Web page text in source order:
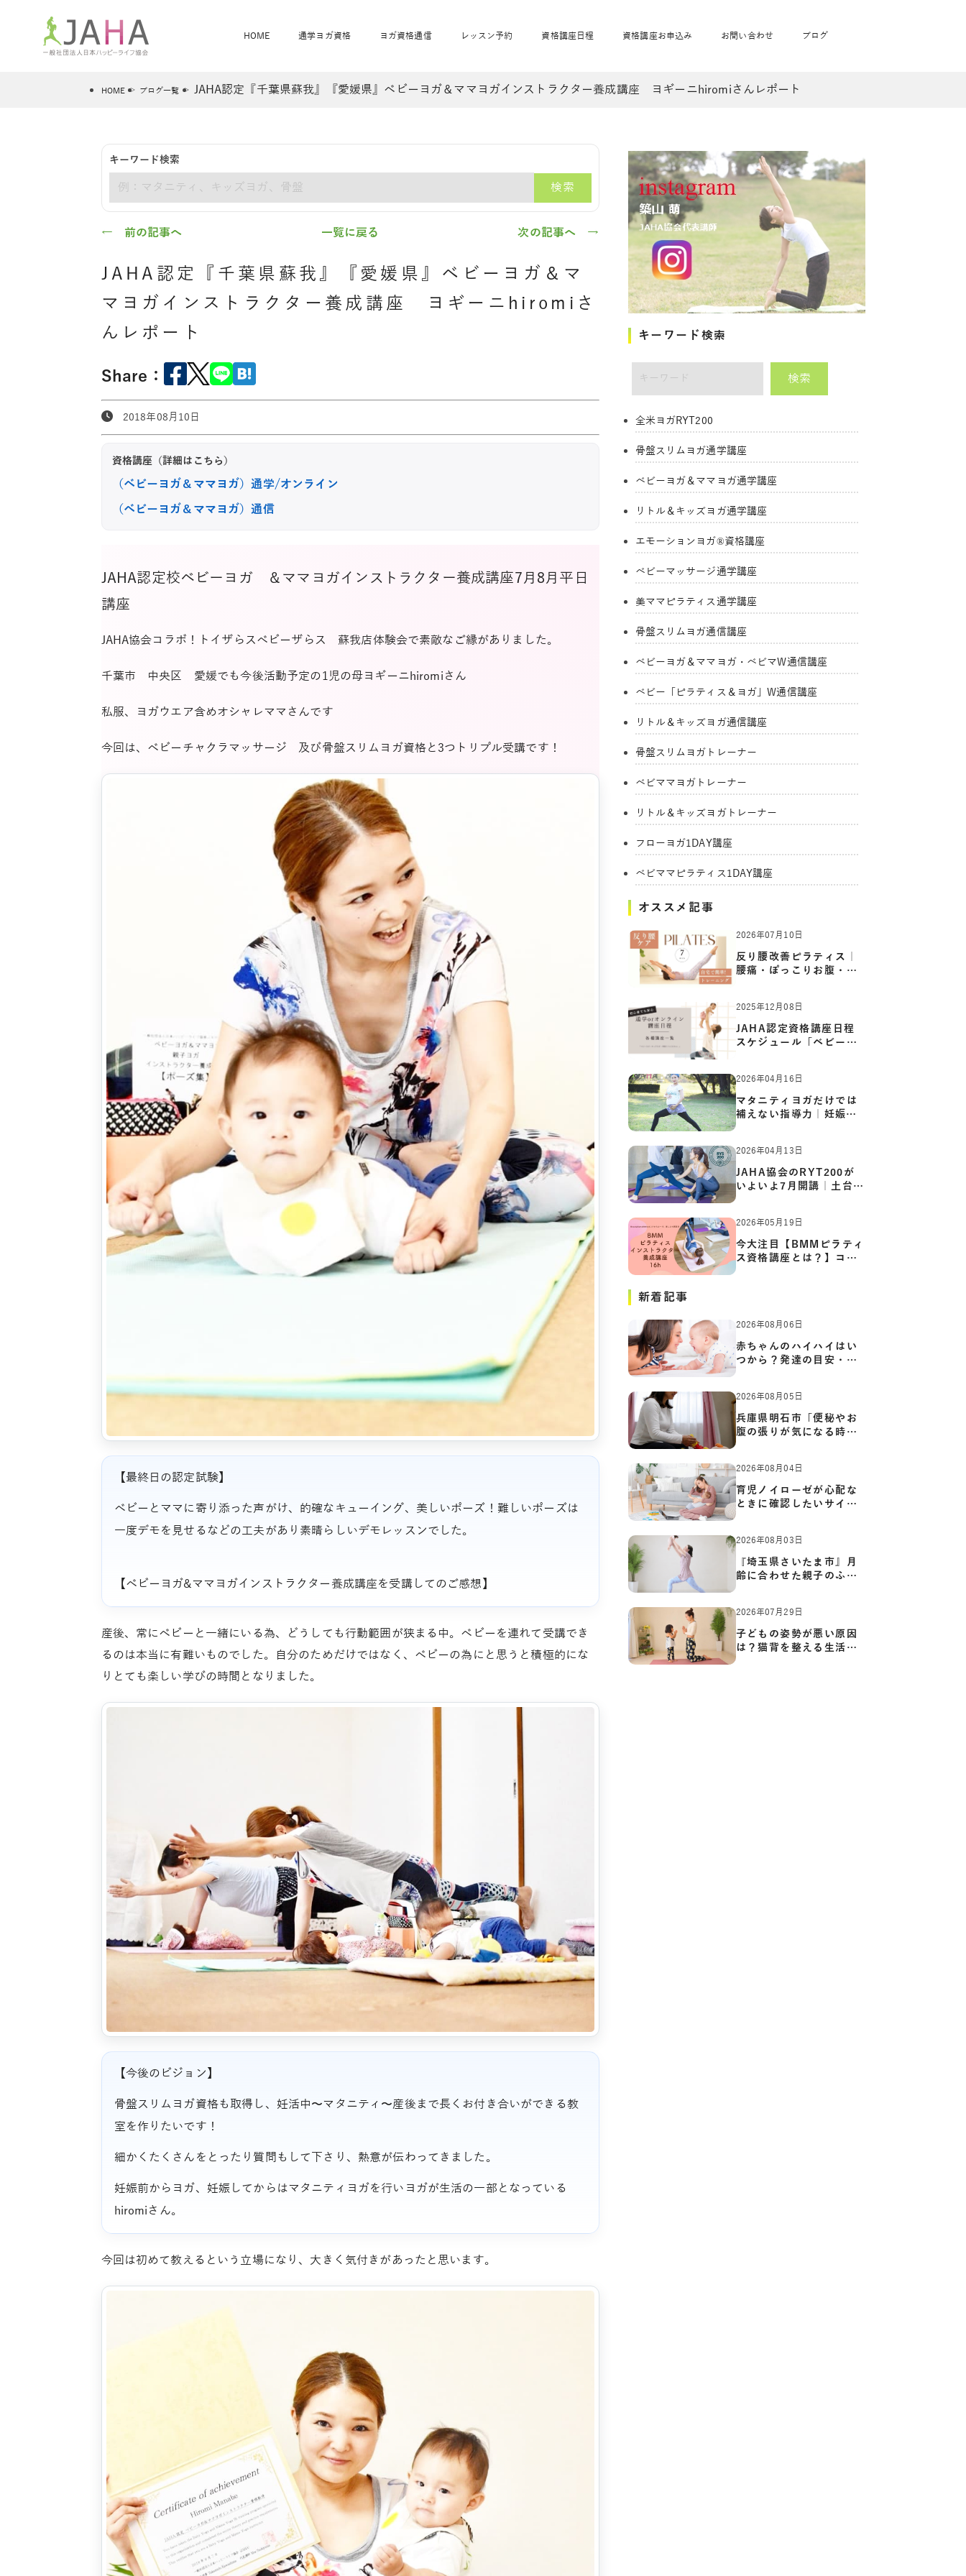
HOME
JAHAについて JAHAヨガスタジオ概要 直営校ブログ
通学ヨガ資格
JAHA資格講座一覧 卒業生の声 養成講座お申込み
リトル＆キッズヨガ通学
エモーションヨガ®通学
ベビーマッサージ通学
美ママピラティス通学
ヨガ資格通信
骨盤スリムヨガ®通信 ベビママヨガW通信 ベビー「ピラティス＆ヨガ」W通信 リトル＆キッズヨガ通信
レッスン予約
ヨガレッスンカレンダー オンラインヨガ詳細 出張ヨガ・オフィスヨガ
ベビママヨガ
ベビーチャクラマッサージ
JAHAnavi Lesson
資格講座日程
全米ヨガRYT200
骨盤スリムヨガ
®
オンライン講座
資格講座お申込み お問い合わせ ブログ
HOME ブログ一覧 JAHA認定『千葉県蘇我』『愛媛県』ベビーヨガ＆ママヨガインストラクター養成講座 ヨギーニhiromiさんレポート
キーワード検索
検索
← 前の記事へ 一覧に戻る 次の記事へ →
JAHA認定『千葉県蘇我』『愛媛県』ベビーヨガ＆マ
マヨガインストラクター養成講座 ヨギーニhiromiさ
んレポート
Share：
2018年08月10日
資格講座（詳細はこちら）
（ベビーヨガ＆ママヨガ）通学/オンライン
（ベビーヨガ＆ママヨガ）通信
JAHA認定校ベビーヨガ ＆ママヨガインストラクター養成講座7月8月平日
講座
JAHA協会コラボ！トイザらスベビーザらス 蘇我店体験会で素敵なご縁がありました。
千葉市 中央区 愛媛でも今後活動予定の1児の母ヨギーニhiromiさん
私服、ヨガウエア含めオシャレママさんです
今回は、ベビーチャクラマッサージ 及び骨盤スリムヨガ資格と3つトリプル受講です！
【最終日の認定試験】
ベビーとママに寄り添った声がけ、的確なキューイング、美しいポーズ！難しいポーズは
一度デモを見せるなどの工夫があり素晴らしいデモレッスンでした。
【ベビーヨガ&ママヨガインストラクター養成講座を受講してのご感想】
産後、常にベビーと一緒にいる為、どうしても行動範囲が狭まる中。ベビーを連れて受講でき
るのは本当に有難いものでした。自分のためだけではなく、ベビーの為にと思うと積極的にな
りとても楽しい学びの時間となりました。
【今後のビジョン】
骨盤スリムヨガ資格も取得し、妊活中〜マタニティ〜産後まで長くお付き合いができる教
室を作りたいです！
細かくたくさんをとったり質問もして下さり、熱意が伝わってきました。
妊娠前からヨガ、妊娠してからはマタニティヨガを行いヨガが生活の一部となっている
hiromiさん。
今回は初めて教えるという立場になり、大きく気付きがあったと思います。
キーワード検索
検索
全米ヨガRYT200
骨盤スリムヨガ通学講座
ベビーヨガ＆ママヨガ通学講座
リトル＆キッズヨガ通学講座
エモーションヨガ®資格講座
ベビーマッサージ通学講座
美ママピラティス通学講座
骨盤スリムヨガ通信講座
ベビーヨガ＆ママヨガ・ベビマW通信講座
ベビー「ピラティス＆ヨガ」W通信講座
リトル＆キッズヨガ通信講座
骨盤スリムヨガトレーナー
ベビママヨガトレーナー
リトル＆キッズヨガトレーナー
フローヨガ1DAY講座
ベビママピラティス1DAY講座
オススメ記事
2026年07月10日
反り腰改善ピラティス｜
腰痛・ぽっこりお腹・姿
2025年12月08日
JAHA認定資格講座日程
スケジュール「ベビーヨ
2026年04月16日
マタニティヨガだけでは
補えない指導力｜妊娠期
の体…
2026年04月13日
JAHA協会のRYT200が
いよいよ7月開講｜土台か
ら応用ま…
2026年05月19日
今大注目【BMMピラティ
ス資格講座とは？】コア
からカ…
新着記事
2026年08月06日
赤ちゃんのハイハイはい
つから？発達の目安・練
習方…
2026年08月05日
兵庫県明石市「便秘やお
腹の張りが気になる時に
知っ…
2026年08月04日
育児ノイローゼが心配な
ときに確認したいサイン
と心…
2026年08月03日
『埼玉県さいたま市』月
齢に合わせた親子のふれ
あい…
2026年07月29日
子どもの姿勢が悪い原因
は？猫背を整える生活習
慣と…